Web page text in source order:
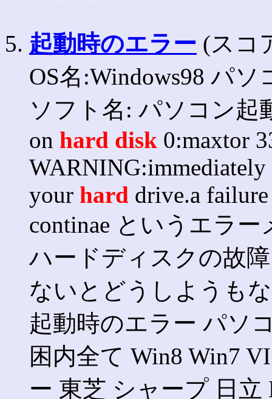
5. 起動時のエラー (スコ
OS名:Windows98 パソ
ソフト名: パソコン起
on hard disk 0:maxtor
WARNING:immediately
your hard drive.a
continae というエラ
ハードディスクの故
ないとどうしようも
起動時のエラー パソ
困内全て Win8 Win7
ー 東芝 シャープ 日